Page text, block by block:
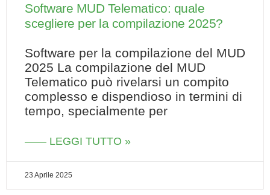
Software MUD Telematico: quale
scegliere per la compilazione 2025?
Software per la compilazione del MUD
2025 La compilazione del MUD
Telematico può rivelarsi un compito
complesso e dispendioso in termini di
tempo, specialmente per
—— LEGGI TUTTO »
23 Aprile 2025